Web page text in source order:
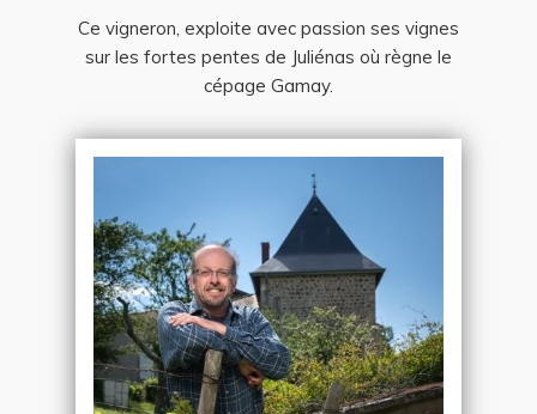
Ce vigneron, exploite avec passion ses vignes
sur les fortes pentes de Juliénas où règne le
cépage Gamay.